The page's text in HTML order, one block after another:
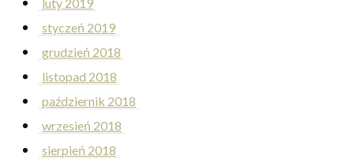
styczeń 2019
grudzień 2018
listopad 2018
październik 2018
wrzesień 2018
sierpień 2018